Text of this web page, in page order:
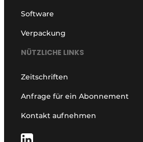
Software
Verpackung
NÜTZLICHE LINKS
Zeitschriften
Anfrage für ein Abonnement
Kontakt aufnehmen